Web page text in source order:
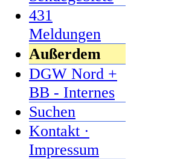
431
Meldungen
Außerdem
DGW Nord +
BB - Internes
Suchen
Kontakt ·
Impressum